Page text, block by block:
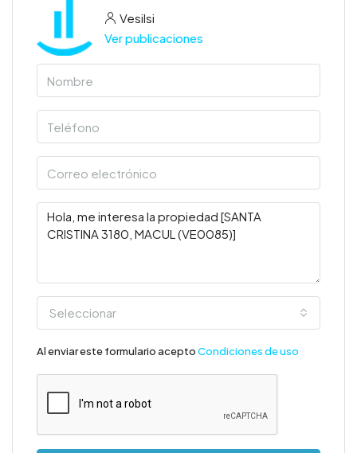
Vesilsi
Ver publicaciones
Seleccionar
Al enviar este formulario aceptoCondiciones de uso